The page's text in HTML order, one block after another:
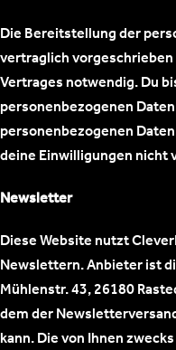
Die Bereitstellung der
vertraglich vorgeschrieben
Vertrages notwendig. Du
personenbezogenen
personenbezogenen
deine Einwilligungen nicht
Newsletter
Diese Website nutzt
Newslettern. Anbieter ist
Mühlenstr. 43, 26180
dem der
kann. Die von Ihnen